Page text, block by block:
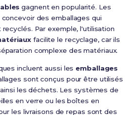
gagnent en popularité. Les
des emballages qui
Par exemple, l'utilisation
facilite le recyclage, car ils
complexe des matériaux.
incluent aussi les emballages
sont conçus pour être utilisés
les déchets. Les systèmes de
en verre ou les boîtes en
les livraisons de repas sont des